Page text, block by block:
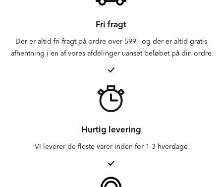
Fri fragt
Der er altid fri fragt på ordre over 599,- og der er altid gratis
afhentning i en af vores afdelinger uanset beløbet på din ordre
Hurtig levering
VI leverer de fleste varer inden for 1-3 hverdage